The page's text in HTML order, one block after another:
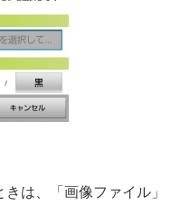
は、「画像ファイル」